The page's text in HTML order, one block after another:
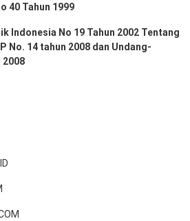
40 Tahun 1999
Indonesia No 19 Tahun 2002 Tentang
No. 14 tahun 2008 dan Undang-
2008